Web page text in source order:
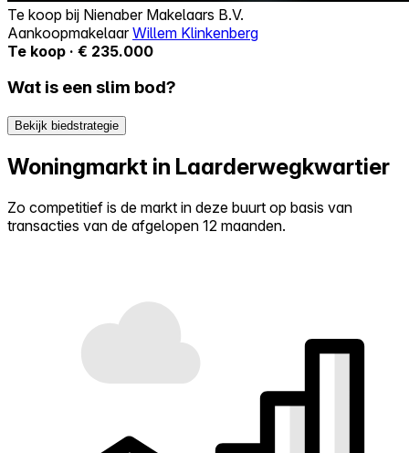
Te koop bij Nienaber Makelaars B.V.
AankoopmakelaarWillem Klinkenberg
Te koop · € 235.000
Wat is een slim bod?
Bekijk biedstrategie
Woningmarkt in Laarderwegkwartier
Zo competitief is de markt in deze buurt op basis van
transacties van de afgelopen 12 maanden.